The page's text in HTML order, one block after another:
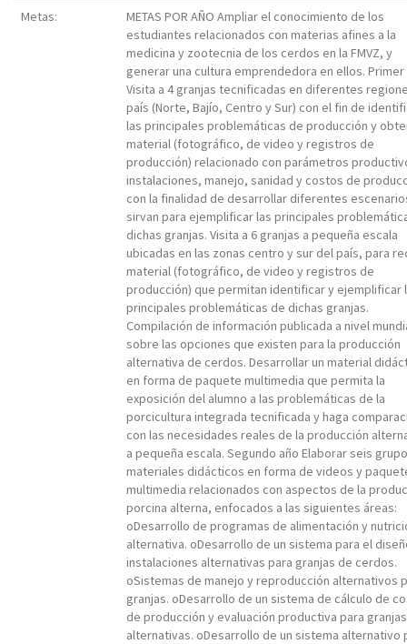
Metas:
METAS POR AÑO Ampliar el conocimiento de los
estudiantes relacionados con materias afines a la
medicina y zootecnia de los cerdos en la FMVZ, y
generar una cultura emprendedora en ellos. Primer
Visita a 4 granjas tecnificadas en diferentes
país (Norte, Bajío, Centro y Sur) con el fin de
las principales problemáticas de producción y
material (fotográfico, de video y registros de
producción) relacionado con parámetros
instalaciones, manejo, sanidad y costos de
con la finalidad de desarrollar diferentes
sirvan para ejemplificar las principales
dichas granjas. Visita a 6 granjas a pequeña escala
ubicadas en las zonas centro y sur del país, para
material (fotográfico, de video y registros de
producción) que permitan identificar y ejemplificar
principales problemáticas de dichas granjas.
Compilación de información publicada a nivel
sobre las opciones que existen para la producción
alternativa de cerdos. Desarrollar un material
en forma de paquete multimedia que permita la
exposición del alumno a las problemáticas de la
porcicultura integrada tecnificada y haga
con las necesidades reales de la producción
a pequeña escala. Segundo año Elaborar seis
materiales didácticos en forma de videos y
multimedia relacionados con aspectos de la
porcina alterna, enfocados a las siguientes áreas:
oDesarrollo de programas de alimentación y
alternativa. oDesarrollo de un sistema para el
instalaciones alternativas para granjas de cerdos.
oSistemas de manejo y reproducción alternativos
granjas. oDesarrollo de un sistema de cálculo de
de producción y evaluación productiva para granjas
alternativas. oDesarrollo de un sistema alternativo